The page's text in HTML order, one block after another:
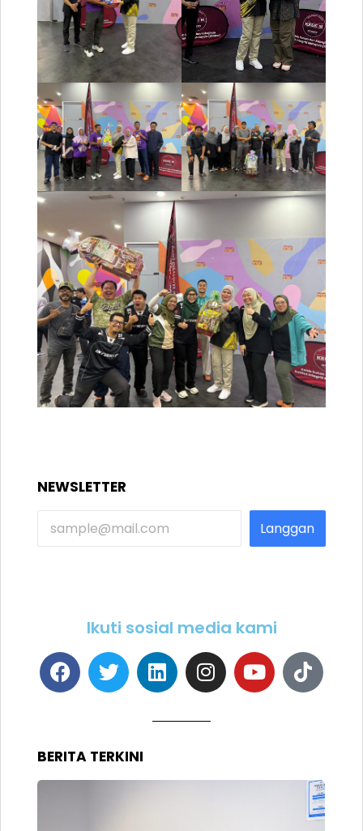
NEWSLETTER
Langgan
Ikuti sosial media kami
BERITA TERKINI